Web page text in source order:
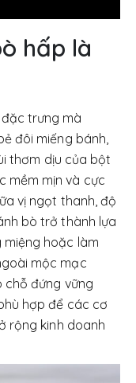
hấp là
trưng mà
đôi miếng bánh,
thơm dịu của bột
mềm mịn và cực
vị ngọt thanh, độ
bò trở thành lựa
hoặc làm
mộc mạc
chỗ đứng vững
hợp để các cơ
rộng kinh doanh